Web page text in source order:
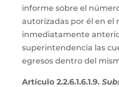
informe sobre el
autorizadas por él en el
inmediatamente
superintendencia las
egresos dentro del
Artículo 2.2.6.1.6.1.9.